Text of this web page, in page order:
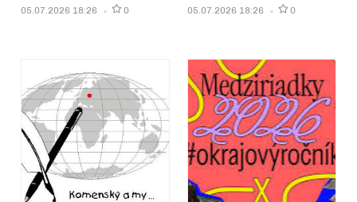
05.07.2026 18:26 0 05.07.2026 18:26 0